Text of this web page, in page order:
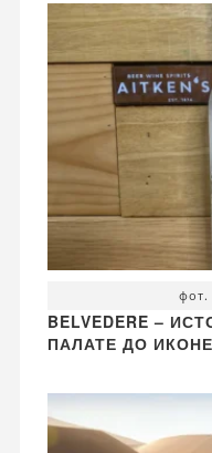
фот.
BELVEDERE –
ПАЛАТЕ ДО